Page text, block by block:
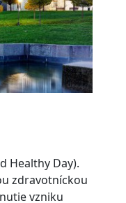
Healthy Day).
zdravotníckou
vzniku